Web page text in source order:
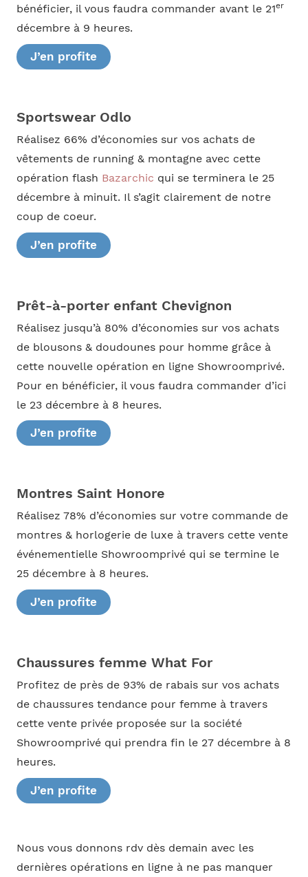
bénéficier, il vous faudra commander avant le 21er
décembre à 9 heures.
J’en profite
Sportswear Odlo
Réalisez 66% d’économies sur vos achats de
vêtements de running & montagne avec cette
opération flash Bazarchic qui se terminera le 25
décembre à minuit. Il s’agit clairement de notre
coup de coeur.
J’en profite
Prêt-à-porter enfant Chevignon
Réalisez jusqu’à 80% d’économies sur vos achats
de blousons & doudounes pour homme grâce à
cette nouvelle opération en ligne Showroomprivé.
Pour en bénéficier, il vous faudra commander d’ici
le 23 décembre à 8 heures.
J’en profite
Montres Saint Honore
Réalisez 78% d’économies sur votre commande de
montres & horlogerie de luxe à travers cette vente
événementielle Showroomprivé qui se termine le
25 décembre à 8 heures.
J’en profite
Chaussures femme What For
Profitez de près de 93% de rabais sur vos achats
de chaussures tendance pour femme à travers
cette vente privée proposée sur la société
Showroomprivé qui prendra fin le 27 décembre à 8
heures.
J’en profite
Nous vous donnons rdv dès demain avec les
dernières opérations en ligne à ne pas manquer